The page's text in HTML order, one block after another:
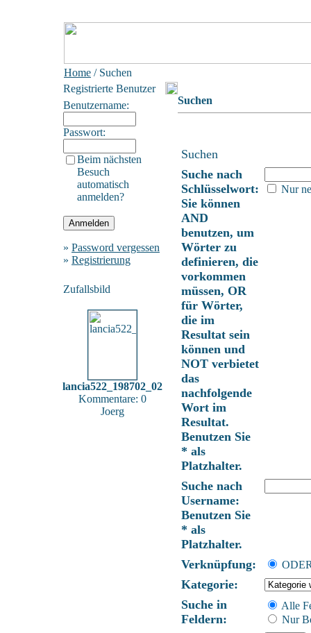
Home / Suchen
Registrierte Benutzer
Benutzername:
Passwort:
Beim nächsten
Besuch
automatisch
anmelden?
» Password vergessen
» Registrierung
Zufallsbild
lancia522_198702_02
Kommentare: 0
Joerg
Suchen
Suchen
Suche nach
Schlüsselwort:
Sie können
AND
benutzen, um
Wörter zu
definieren, die
vorkommen
müssen, OR
für Wörter,
die im
Resultat sein
können und
NOT verbietet
das
nachfolgende
Wort im
Resultat.
Benutzen Sie
* als
Platzhalter.
Nur
Suche nach
Username:
Benutzen Sie
* als
Platzhalter.
Verknüpfung:
Kategorie:
Suche in
Feldern:
Alle
Nur